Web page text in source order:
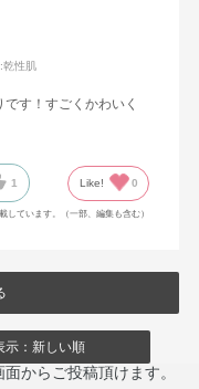
乾性肌
す！すごくかわいく
1 Like! 0
ています。（一部、編集も含む）
示：新しい順
からご投稿頂けます。